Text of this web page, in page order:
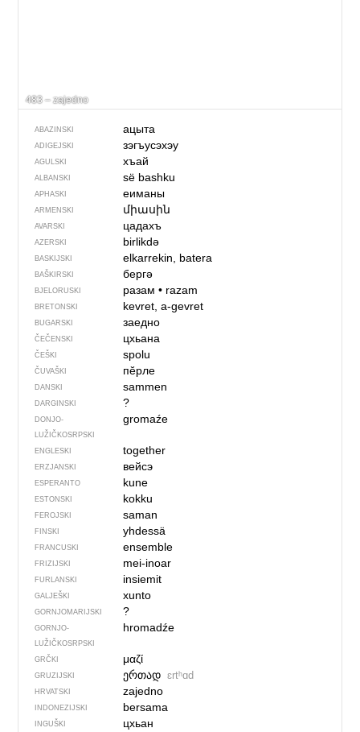
483 – zajedno
ABAZINSKI ацыта
ADIGEJSKI зэгъусэхэу
AGULSKI хъай
ALBANSKI së bashku
APHASKI еиманы
ARMENSKI միասին
AVARSKI цадахъ
AZERSKI birlikdə
BASKIJSKI elkarrekin, batera
BAŠKIRSKI бергә
BJELORUSKI разам• razam
BRETONSKI kevret, a-gevret
BUGARSKI заедно
ČEČENSKI цхьана
ČEŠKI spolu
ČUVAŠKI пӗрле
DANSKI sammen
DARGINSKI ?
DONJO­
LUŽIČKOSRPSKI
gromaźe
ENGLESKI together
ERZJANSKI вейсэ
ESPERANTO kune
ESTONSKI kokku
FEROJSKI saman
FINSKI yhdessä
FRANCUSKI ensemble
FRIZIJSKI mei-inoar
FURLANSKI insiemit
GALJEŠKI xunto
GORNJOMARIJSKI ?
GORNJO­
LUŽIČKOSRPSKI
hromadźe
GRČKI μαζί
GRUZIJSKI ერთად ɛrtʰɑd
HRVATSKI zajedno
INDONEZIJSKI bersama
INGUŠKI цхьан